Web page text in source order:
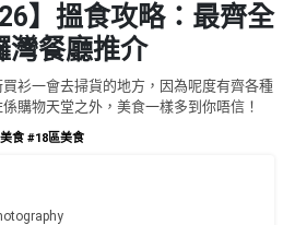
】搵食攻略：最齊全
灣餐廳推介
衫一會去掃貨的地方，因為呢度有齊各種
購物天堂之外，美食一樣多到你唔信！
食 #18區美食